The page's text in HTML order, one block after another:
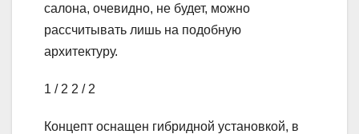
салона, очевидно, не будет, можно
рассчитывать лишь на подобную
архитектуру.
1 / 2 2 / 2
Концепт оснащен гибридной установкой, в